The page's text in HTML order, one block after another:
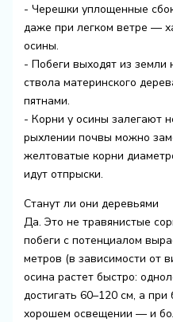
- Черешки уплощенные
даже при легком ветре —
осины.
- Побеги выходят из земли
ствола материнского
пятнами.
- Корни у осины залегают
рыхлении почвы можно
желтоватые корни
идут отпрыски.
Станут ли они деревьями
Да. Это не травянистые
побеги с потенциалом
метров (в зависимости от
осина растет быстро:
достигать 60–120 см, а при
хорошем освещении — и